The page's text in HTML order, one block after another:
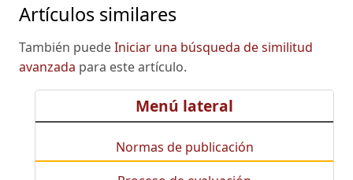
Artículos similares
También puedeIniciar una búsqueda de similitud
avanzada para este artículo.
Menú lateral
Normas de publicación